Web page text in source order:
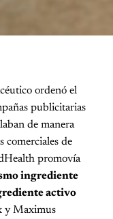
ordenó el
publicitarias
de manera
comerciales de
promovía
ingrediente
activo
y Maximus